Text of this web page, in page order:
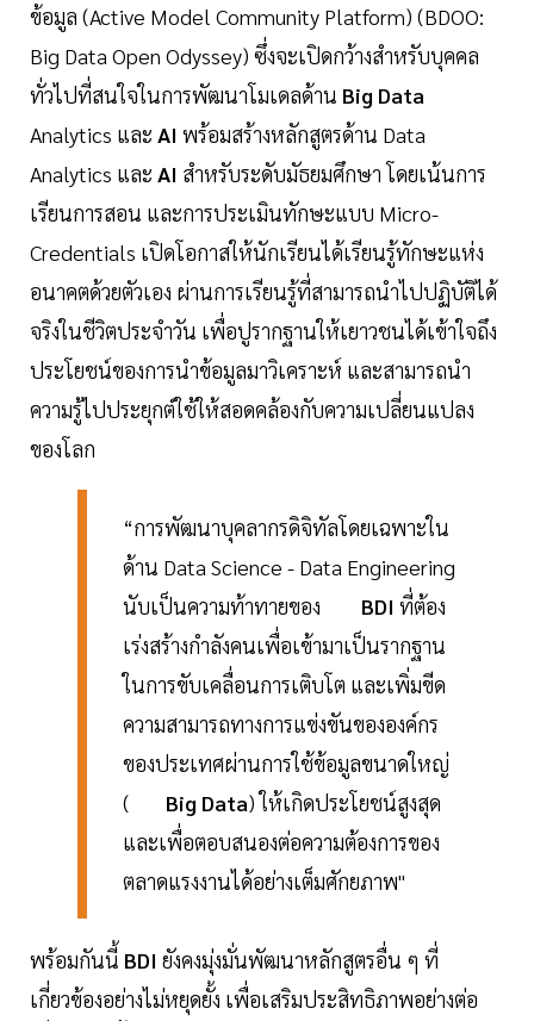
ข้อมูล (Active Model Community Platform) (BDOO:
Big Data Open Odyssey) ซึ่งจะเปิดกว้างสำหรับบุคคล
ทั่วไปที่สนใจในการพัฒนาโมเดลด้าน Big Data
Analytics และ AI พร้อมสร้างหลักสูตรด้าน Data
Analytics และ AI สำหรับระดับมัธยมศึกษา โดยเน้นการ
เรียนการสอน และการประเมินทักษะแบบ Micro-
Credentials เปิดโอกาสให้นักเรียนได้เรียนรู้ทักษะแห่ง
อนาคตด้วยตัวเอง ผ่านการเรียนรู้ที่สามารถนำไปปฏิบัติได้
จริงในชีวิตประจำวัน เพื่อปูรากฐานให้เยาวชนได้เข้าใจถึง
ประโยชน์ของการนำข้อมูลมาวิเคราะห์ และสามารถนำ
ความรู้ไปประยุกต์ใช้ให้สอดคล้องกับความเปลี่ยนแปลง
ของโลก
“การพัฒนาบุคลากรดิจิทัลโดยเฉพาะใน
ด้าน Data Science - Data Engineering
นับเป็นความท้าทายของ
BDI ที่ต้อง
เร่งสร้างกำลังคนเพื่อเข้ามาเป็นรากฐาน
ในการขับเคลื่อนการเติบโต และเพิ่มขีด
ความสามารถทางการแข่งขันขององค์กร
ของประเทศผ่านการใช้ข้อมูลขนาดใหญ่
(
Big Data) ให้เกิดประโยชน์สูงสุด
และเพื่อตอบสนองต่อความต้องการของ
ตลาดแรงงานได้อย่างเต็มศักยภาพ"
พร้อมกันนี้ BDI ยังคงมุ่งมั่นพัฒนาหลักสูตรอื่น ๆ ที่
เกี่ยวข้องอย่างไม่หยุดยั้ง เพื่อเสริมประสิทธิภาพอย่างต่อ